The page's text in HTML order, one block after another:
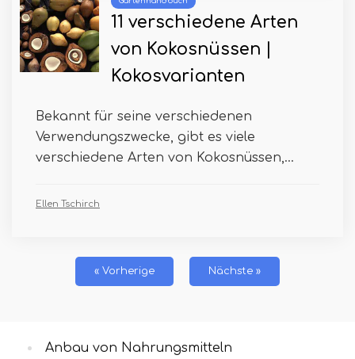
11 verschiedene Arten
von Kokosnüssen |
Kokosvarianten
Bekannt für seine verschiedenen
Verwendungszwecke, gibt es viele
verschiedene Arten von Kokosnüssen,...
Ellen Tschirch
« Vorherige Nächste »
Anbau von Nahrungsmitteln